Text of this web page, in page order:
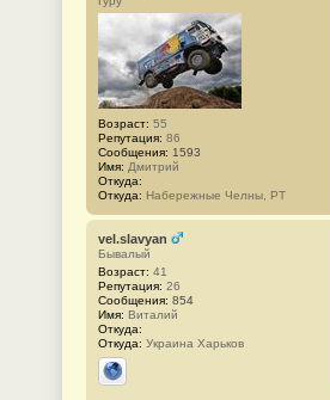
Возраст: 55
Репутация: 86
Сообщения: 1593
Имя: Дмитрий
Откуда:
Откуда: Набережные Челны, РТ
vel.slavyan
Бывалый
Возраст: 41
Репутация: 26
Сообщения: 854
Имя: Виталий
Откуда:
Откуда: Украина Харьков
Сайт